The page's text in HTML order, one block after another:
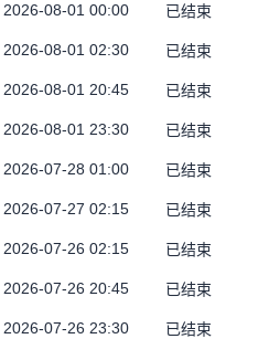
2026-08-01 00:00 已结束
2026-08-01 02:30 已结束
2026-08-01 20:45 已结束
2026-08-01 23:30 已结束
2026-07-28 01:00 已结束
2026-07-27 02:15 已结束
2026-07-26 02:15 已结束
2026-07-26 20:45 已结束
2026-07-26 23:30 已结束